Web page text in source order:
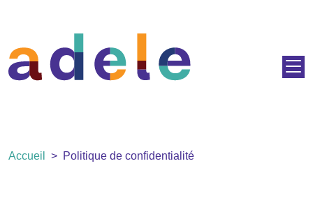
Fil d'Ariane
Accueil Politique de confidentialité